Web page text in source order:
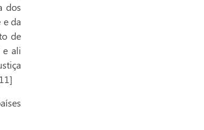
dos
e da
de
e ali